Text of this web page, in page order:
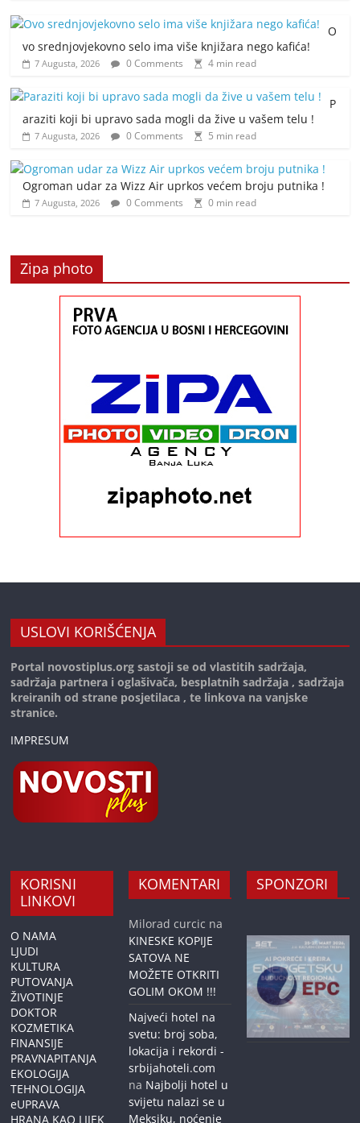
O
vo srednjovjekovno selo ima više knjižara nego kafića!
7 Augusta, 2026 0 Comments 4 min read
P
araziti koji bi upravo sada mogli da žive u vašem telu !
7 Augusta, 2026 0 Comments 5 min read
Ogroman udar za Wizz Air uprkos većem broju putnika !
7 Augusta, 2026 0 Comments 0 min read
Zipa photo
USLOVI KORIŠĆENJA
Portal novostiplus.org sastoji se od vlastitih sadržaja,
sadržaja partnera i oglašivača, besplatnih sadržaja , sadržaja
kreiranih od strane posjetilaca , te linkova na vanjske
stranice.
IMPRESUM
KORISNI
LINKOVI
O NAMA
LJUDI
KULTURA
PUTOVANJA
ŽIVOTINJE
DOKTOR
KOZMETIKA
FINANSIJE
PRAVNAPITANJA
EKOLOGIJA
TEHNOLOGIJA
eUPRAVA
HRANA KAO LIJEK
KOMENTARI
Milorad curcic na
KINESKE KOPIJE
SATOVA NE
MOŽETE OTKRITI
GOLIM OKOM !!!
Najveći hotel na
svetu: broj soba,
lokacija i rekordi -
srbijahoteli.com
na Najbolji hotel u
svijetu nalazi se u
Meksiku, noćenje
SPONZORI